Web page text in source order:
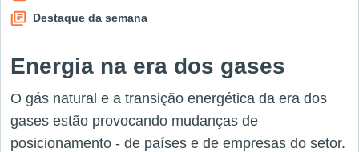
Destaque da semana
Energia na era dos gases
O gás natural e a transição energética da era dos
gases estão provocando mudanças de
posicionamento - de países e de empresas do setor.